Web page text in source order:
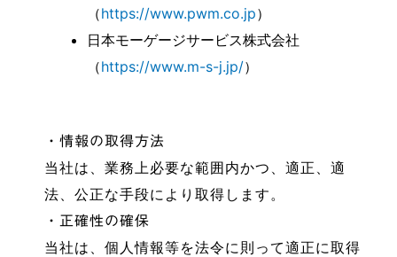
（https://www.pwm.co.jp）
日本モーゲージサービス株式会社
（https://www.m-s-j.jp/）
・情報の取得方法
当社は、業務上必要な範囲内かつ、適正、適
法、公正な手段により取得します。
・正確性の確保
当社は、個人情報等を法令に則って適正に取得